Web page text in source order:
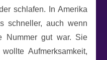
schlafen. In Amerika
schneller, auch wenn
Nummer gut war. Sie
Aufmerksamkeit,